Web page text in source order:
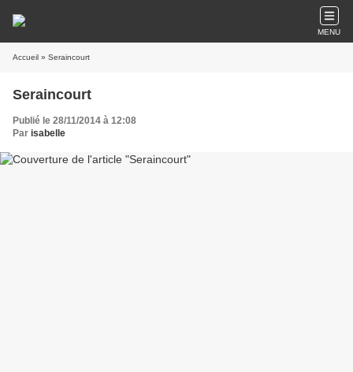
MENU
Accueil » Seraincourt
Seraincourt
Publié le 28/11/2014 à 12:08
Par isabelle